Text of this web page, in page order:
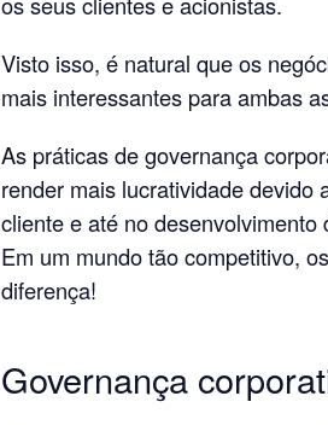
Visto isso, é natural que os
mais interessantes para ambas
As práticas de governança
render mais lucratividade devido
cliente e até no
Em um mundo tão competitivo,
diferença!
Governança